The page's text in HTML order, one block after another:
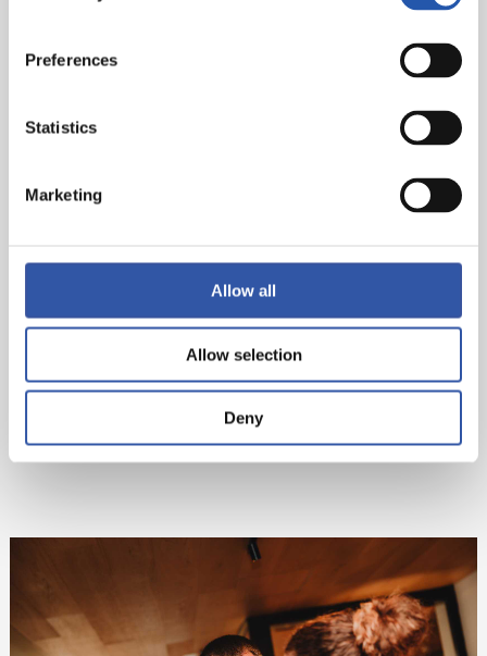
Preferences
Statistics
Marketing
Allow all
Allow selection
Deny